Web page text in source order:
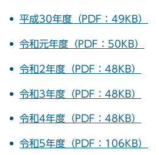
平成30年度（PDF：49KB）
令和元年度（PDF：50KB）
令和2年度（PDF：48KB）
令和3年度（PDF：48KB）
令和4年度（PDF：48KB）
令和5年度（PDF：106KB）